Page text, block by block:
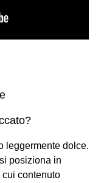
leggermente dolce.
posiziona in
contenuto